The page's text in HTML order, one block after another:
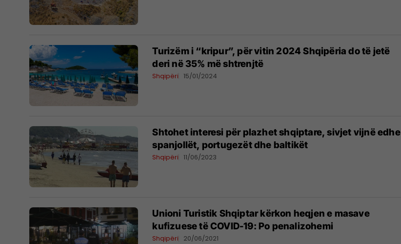
Turizëm i “kripur”, për vitin 2024 Shqipëria do të jetë
deri në 35% më shtrenjtë
Shqipëri 15/01/2024
Shtohet interesi për plazhet shqiptare, sivjet vijnë edhe
spanjollët, portugezët dhe baltikët
Shqipëri 11/06/2023
Unioni Turistik Shqiptar kërkon heqjen e masave
kufizuese të COVID-19: Po penalizohemi
Shqipëri 20/06/2021